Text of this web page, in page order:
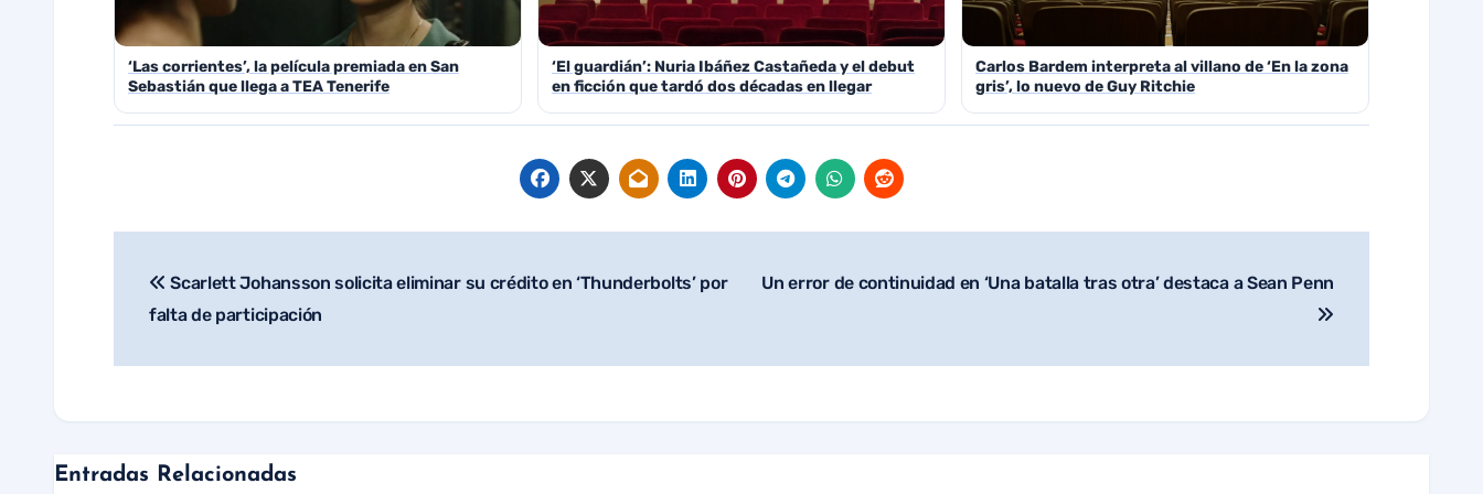
‘Las corrientes’, la película premiada en San
Sebastián que llega a TEA Tenerife
‘El guardián’: Nuria Ibáñez Castañeda y el debut
en ficción que tardó dos décadas en llegar
Carlos Bardem interpreta al villano de ‘En la zona
gris’, lo nuevo de Guy Ritchie
Navegación
de
Scarlett Johansson solicita eliminar su crédito en ‘Thunderbolts’ por
falta de participación
Un error de continuidad en ‘Una batalla tras otra’ destaca a Sean Penn
Entradas Relacionadas